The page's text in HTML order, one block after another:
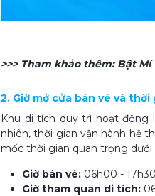
>>> Tham khảo thêm: Bật Mí
2. Giờ mở cửa bán vé và
Khu di tích duy trì hoạt động
nhiên, thời gian vận hành hệ
mốc thời gian quan trọng
Giờ bán vé: 06h00 -
Giờ tham quan di tích: